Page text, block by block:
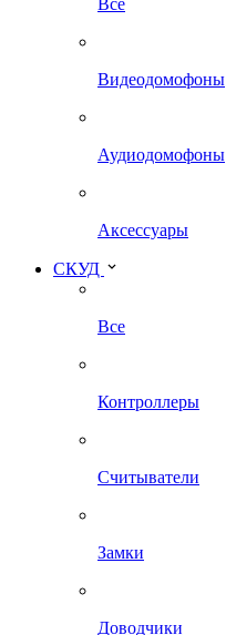
Все
Видеодомофоны
Аудиодомофоны
Аксессуары
СКУД
Все
Контроллеры
Считыватели
Замки
Доводчики